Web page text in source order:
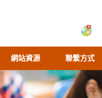
網站資源 聯繫方式